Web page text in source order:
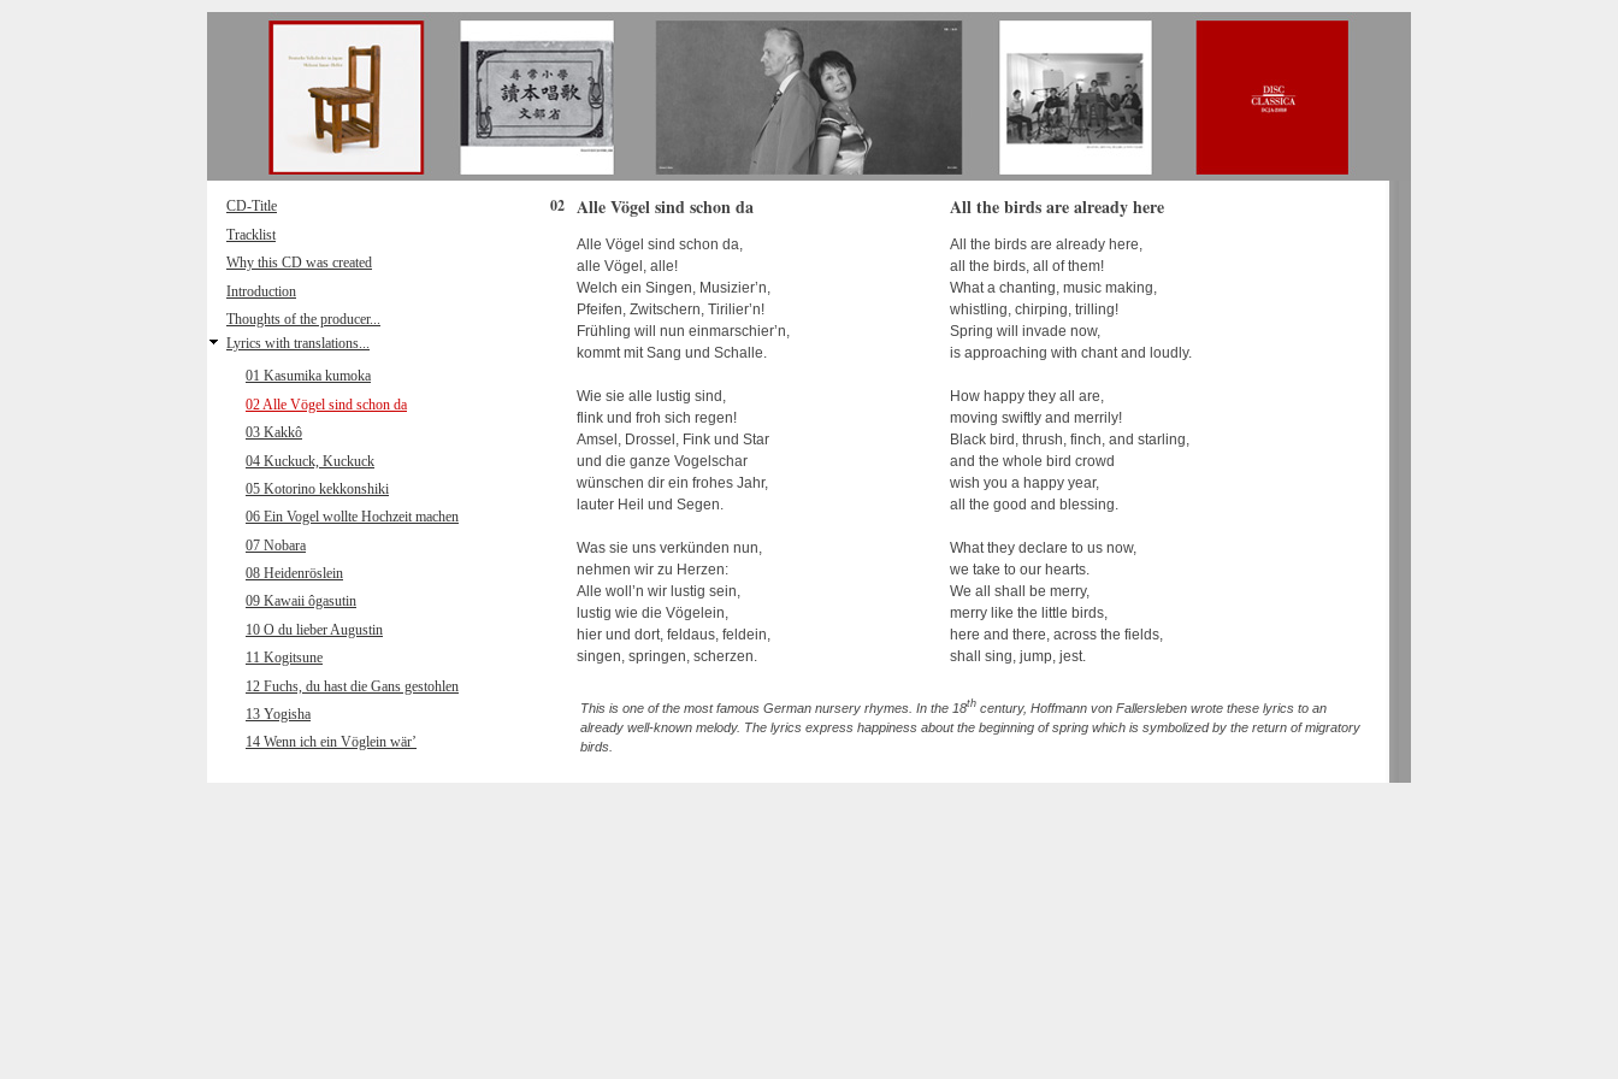
CD-Title
Tracklist
Why this CD was created
Introduction
Thoughts of the producer...
Lyrics with translations...
01 Kasumika kumoka
02 Alle Vögel sind schon da
03 Kakkô
04 Kuckuck, Kuckuck
05 Kotorino kekkonshiki
06 Ein Vogel wollte Hochzeit machen
07 Nobara
08 Heidenröslein
09 Kawaii ôgasutin
10 O du lieber Augustin
11 Kogitsune
12 Fuchs, du hast die Gans gestohlen
13 Yogisha
14 Wenn ich ein Vöglein wär’
02 Alle Vögel sind schon da All the birds are already here
Alle Vögel sind schon da,
alle Vögel, alle!
Welch ein Singen, Musizier’n,
Pfeifen, Zwitschern, Tirilier’n!
Frühling will nun einmarschier’n,
kommt mit Sang und Schalle.
Wie sie alle lustig sind,
flink und froh sich regen!
Amsel, Drossel, Fink und Star
und die ganze Vogelschar
wünschen dir ein frohes Jahr,
lauter Heil und Segen.
Was sie uns verkünden nun,
nehmen wir zu Herzen:
Alle woll’n wir lustig sein,
lustig wie die Vögelein,
hier und dort, feldaus, feldein,
singen, springen, scherzen.
All the birds are already here,
all the birds, all of them!
What a chanting, music making,
whistling, chirping, trilling!
Spring will invade now,
is approaching with chant and loudly.
How happy they all are,
moving swiftly and merrily!
Black bird, thrush, finch, and starling,
and the whole bird crowd
wish you a happy year,
all the good and blessing.
What they declare to us now,
we take to our hearts.
We all shall be merry,
merry like the little birds,
here and there, across the fields,
shall sing, jump, jest.
This is one of the most famous German nursery rhymes. In the 18th century, Hoffmann von Fallersleben wrote these lyrics to an
already well-known melody. The lyrics express happiness about the beginning of spring which is symbolized by the return of migratory
birds.